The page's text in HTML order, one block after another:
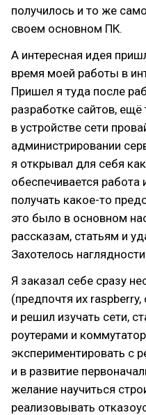
получилось и то же
своем основном ПК.
А интересная идея
время моей работы в
Пришел я туда после
разработке сайтов,
в устройстве сети
администрировании
я открывал для себя
обеспечивается работа
получать какое-то
это было в основном
рассказам, статьям и
Захотелось
Я заказал себе сразу
(предпочтя их
и решил изучать сети,
роутерами и
экспериментировать с
и в развитие
желание научиться
реализовывать